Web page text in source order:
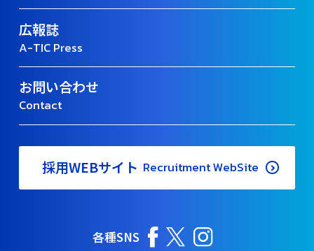
広報誌
A-TIC Press
お問い合わせ
Contact
採用WEBサイト Recruitment WebSite
各種SNS